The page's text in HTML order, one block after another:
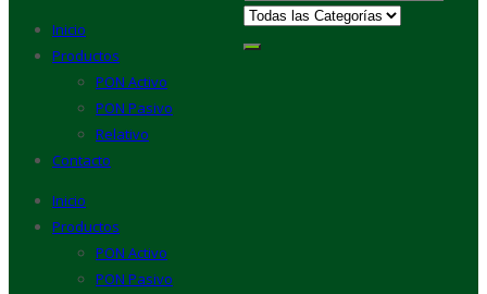
Inicio
Productos
PON Activo
PON Pasivo
Relativo
Contacto
Inicio
Productos
PON Activo
PON Pasivo